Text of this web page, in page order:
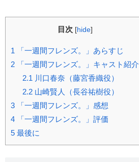
目次 [hide]
1 「一週間フレンズ。」あらすじ
2 「一週間フレンズ。」キャスト紹介
2.1 川口春奈（藤宮香織役）
2.2山崎賢人（長谷祐樹役）
3 「一週間フレンズ。」感想
4 「一週間フレンズ。」評価
5 最後に